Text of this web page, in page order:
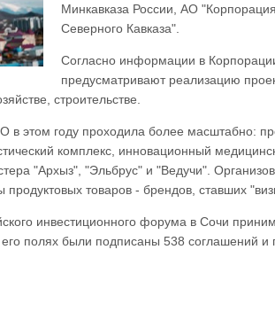
Минкавказа России, АО
Северного Кавказа".
Согласно информации в
предусматривают реализацию
строительстве.
в этом году проходила более масштабно:
комплекс, инновационный
"Архыз", "Эльбрус" и "Ведучи".
товаров - брендов, ставших
инвестиционного форума в Сочи
полях были подписаны 538 соглашений